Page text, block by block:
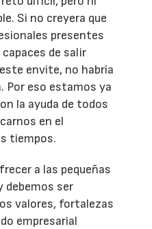
Si no creyera que
presentes
de salir
envite, no habría
Por eso estamos ya
la ayuda de todos
en el
tiempos.
a las pequeñas
debemos ser
valores, fortalezas
empresarial